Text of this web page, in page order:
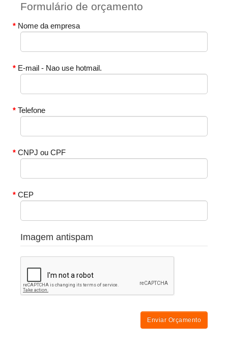
Formulário de orçamento
Nome da empresa
E-mail - Nao use hotmail.
Telefone
CNPJ ou CPF
CEP
Imagem antispam
Enviar Orçamento